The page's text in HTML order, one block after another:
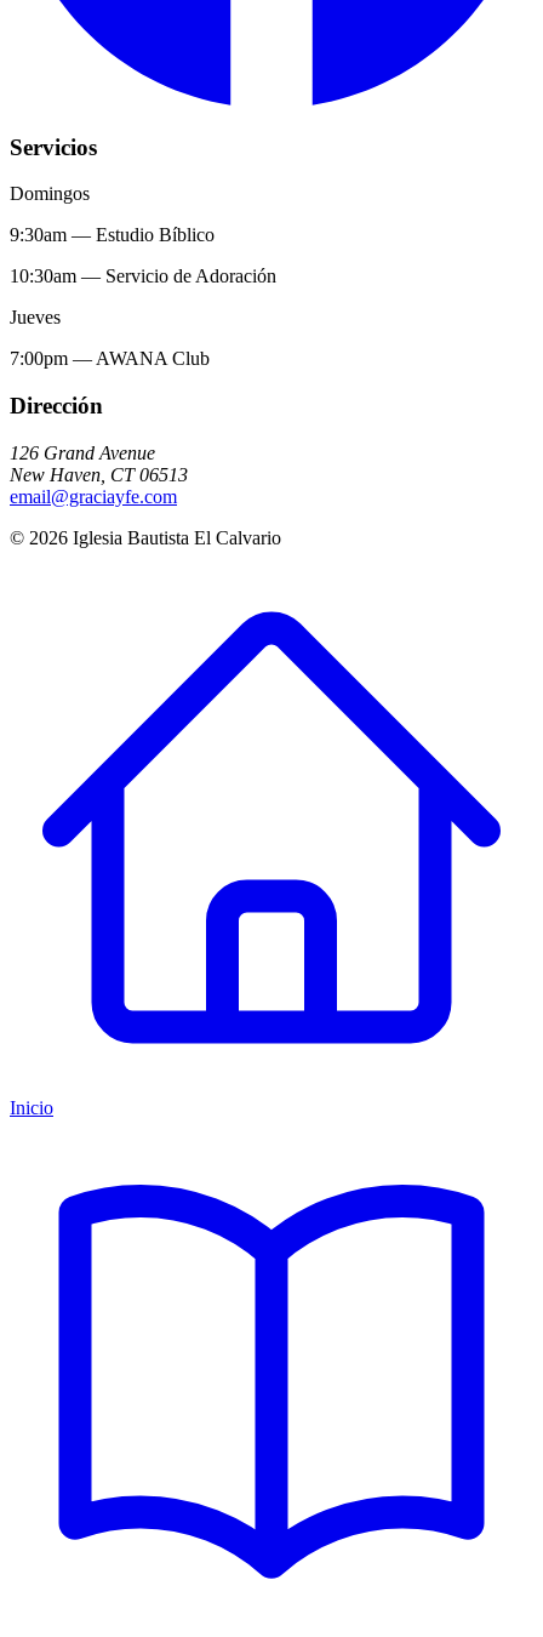
Servicios
Domingos
9:30am — Estudio Bíblico
10:30am — Servicio de Adoración
Jueves
7:00pm — AWANA Club
Dirección
126 Grand Avenue
New Haven CT 06513
email@graciayfe.com
© 2026 Iglesia Bautista El Calvario
Inicio